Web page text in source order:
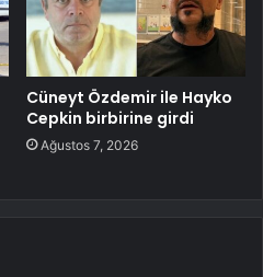
Cüneyt Özdemir ile Hayko
Cepkin birbirine girdi
Ağustos 7, 2026